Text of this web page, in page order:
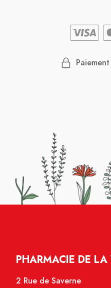
PHARMACIE DE
2 Rue de Saverne